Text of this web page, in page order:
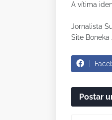
A vítima
Jornalista
Site Boneka
Postar